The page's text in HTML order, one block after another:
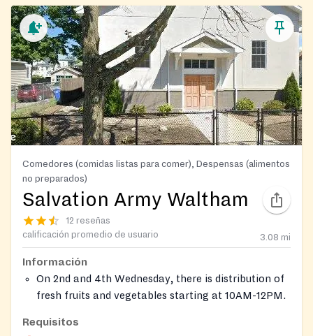
Comedores (comidas listas para comer), Despensas (alimentos
no preparados)
Salvation Army Waltham
12 reseñas
calificación promedio de usuario
3.08 mi
Información
On 2nd and 4th Wednesday, there is distribution of
fresh fruits and vegetables starting at 10AM-12PM.
will be provided.
Requisitos